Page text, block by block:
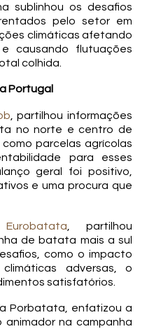
sublinhou os desafios
pelo setor em
climáticas afetando
causando flutuações
colhida.
Portugal
, partilhou informações
no norte e centro de
parcelas agrícolas
para esses
geral foi positivo,
e uma procura que
Eurobatata , partilhou
de batata mais a sul
como o impacto
adversas, o
satisfatórios.
Porbatata, enfatizou a
na campanha